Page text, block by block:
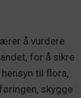
å vurdere
for å sikre
til flora,
skygge